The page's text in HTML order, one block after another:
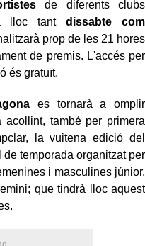
de diferents clubs
lloc tantdissabte com
prop de les 21 hores
de premis. L'accés per
és gratuït.
es tornarà a omplir
acollint, també per primera
la vuitena edició del
temporada organitzat per
i masculines júnior,
que tindrà lloc aquest